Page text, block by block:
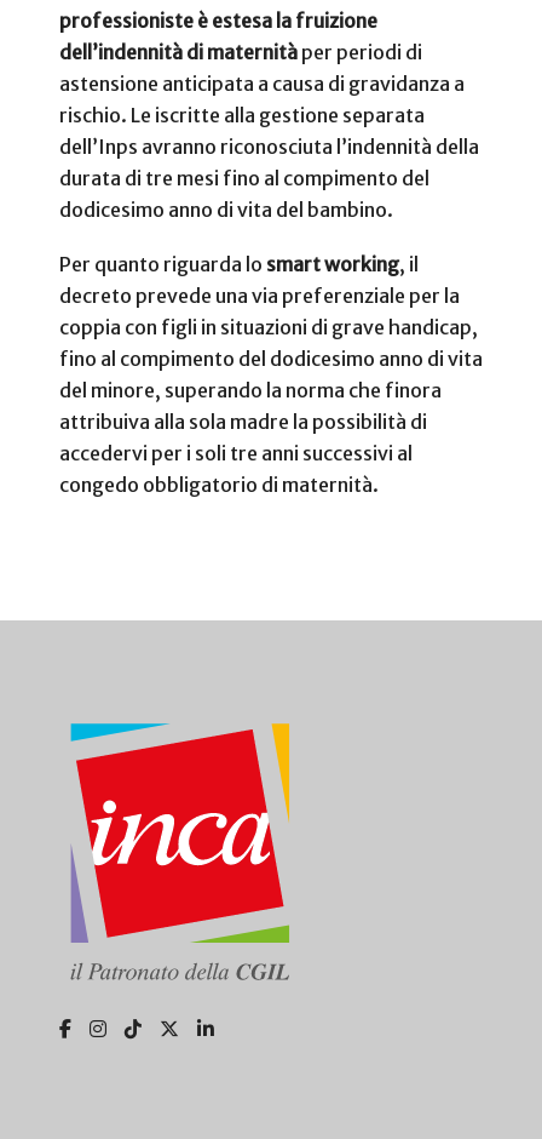
professioniste è estesa la fruizione
dell’indennità di maternità per periodi di
astensione anticipata a causa di gravidanza a
rischio. Le iscritte alla gestione separata
dell’Inps avranno riconosciuta l’indennità della
durata di tre mesi fino al compimento del
dodicesimo anno di vita del bambino.
Per quanto riguarda lo smart working, il
decreto prevede una via preferenziale per la
coppia con figli in situazioni di grave handicap,
fino al compimento del dodicesimo anno di vita
del minore, superando la norma che finora
attribuiva alla sola madre la possibilità di
accedervi per i soli tre anni successivi al
congedo obbligatorio di maternità.